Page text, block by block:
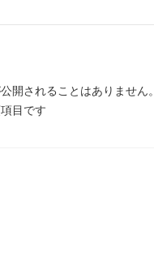
開されることはありません。
目です